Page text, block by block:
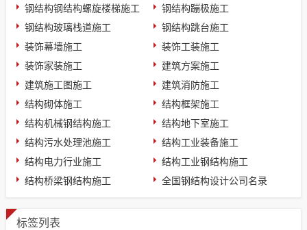
钢结构钢结构螺旋楼梯施工
钢结构蹦极施工
钢结构玻璃栈道施工
钢结构跳台施工
装饰幕墙施工
装饰工装施工
装饰家装施工
建筑方案施工
建筑施工图施工
建筑消防施工
结构砌体施工
结构框架施工
结构机械钢结构施工
结构地下室施工
结构污水处理池施工
结构工业装备施工
结构电力行业施工
结构工业钢结构施工
结构桥梁钢结构施工
全国钢结构设计公司名录
标签列表